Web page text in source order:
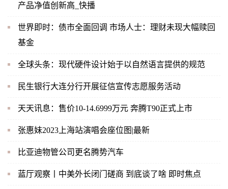
产品净值创新高_快播
世界即时：债市全面回调 市场人士：理财未现大幅赎回
基金
全球头条：现代硬件设计始于以自然语言提供的规范
民生银行大连分行开展征信宣传志愿服务活动
天天讯息：售价10-14.6999万元 奔腾T90正式上市
张惠妹2023上海站演唱会座位图|最新
比亚迪物管公司更名腾势汽车
蓝厅观察丨中美外长闭门磋商 到底谈了啥 即时焦点